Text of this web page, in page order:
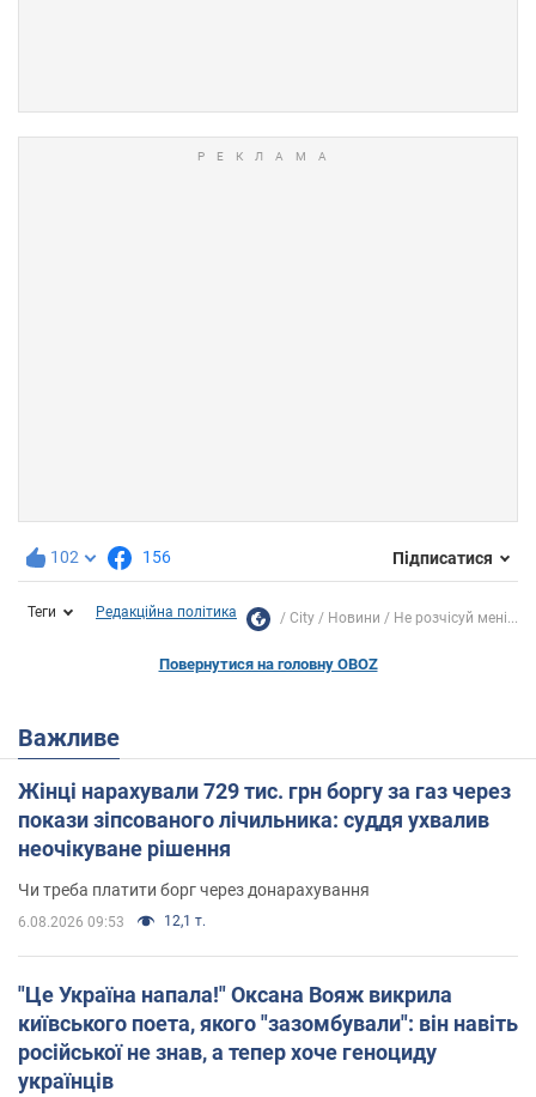
102 156 Підписатися
Теги Редакційна політика City Новини Не розчісуй мені...
Повернутися на головну OBOZ
Важливе
Жінці нарахували 729 тис. грн боргу за газ через
покази зіпсованого лічильника: суддя ухвалив
неочікуване рішення
Чи треба платити борг через донарахування
6.08.2026 09:53 12,1 т.
"Це Україна напала!" Оксана Вояж викрила
київського поета, якого "зазомбували": він навіть
російської не знав, а тепер хоче геноциду
українців